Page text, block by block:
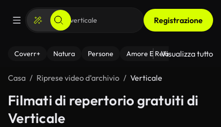
Registrazione
Coverr+ Natura Persone Amore E Relazioni Il
Visualizza tutto
Casa Riprese video d’archivio Verticale
Filmati di repertorio gratuiti di
Verticale